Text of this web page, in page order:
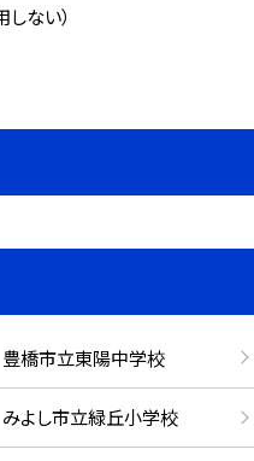
ない）
橋市立東陽中学校
よし市立緑丘小学校